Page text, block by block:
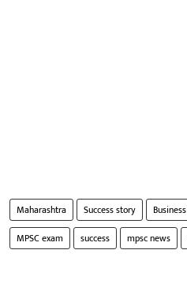
Maharashtra Success story Business
MPSC exam
success mpsc news